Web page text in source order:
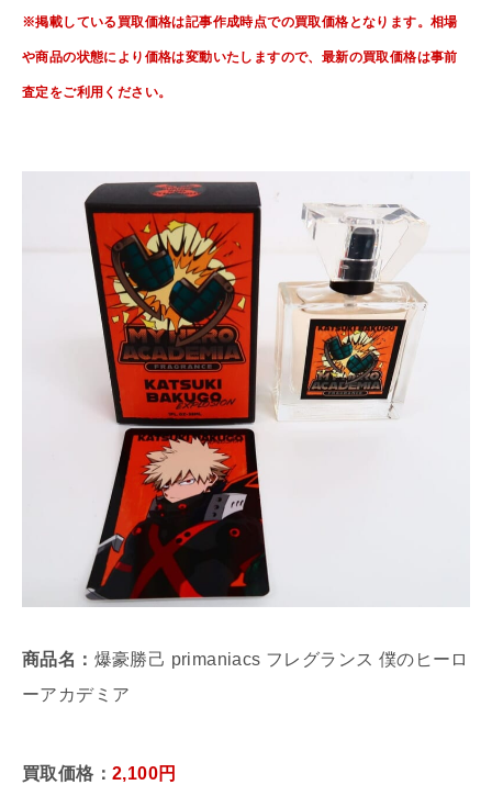
※掲載している買取価格は記事作成時点での買取価格となります。相場
や商品の状態により価格は変動いたしますので、最新の買取価格は事前
査定をご利用ください。
商品名： 爆豪勝己 primaniacs フレグランス 僕のヒーロ
ーアカデミア
買取価格： 2,100円